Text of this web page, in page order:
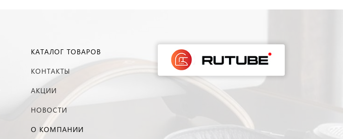
КАТАЛОГ ТОВАРОВ
КОНТАКТЫ
АКЦИИ
НОВОСТИ
О КОМПАНИИ